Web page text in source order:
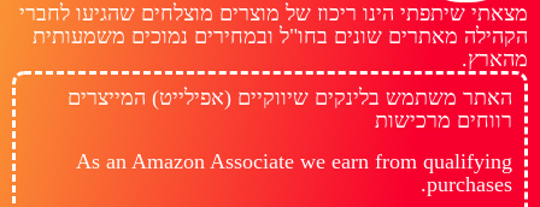
מצאתי שיתפתי הינו ריכוז של מוצרים מוצלחים שהגיעו לחברי
הקהילה מאתרים שונים בחו"ל ובמחירים נמוכים משמעותית
מהארץ.
האתר משתמש בלינקים שיווקיים (אפילייט) המייצרים
רווחים מרכישות
As an Amazon Associate we earn from qualifying
purchases.